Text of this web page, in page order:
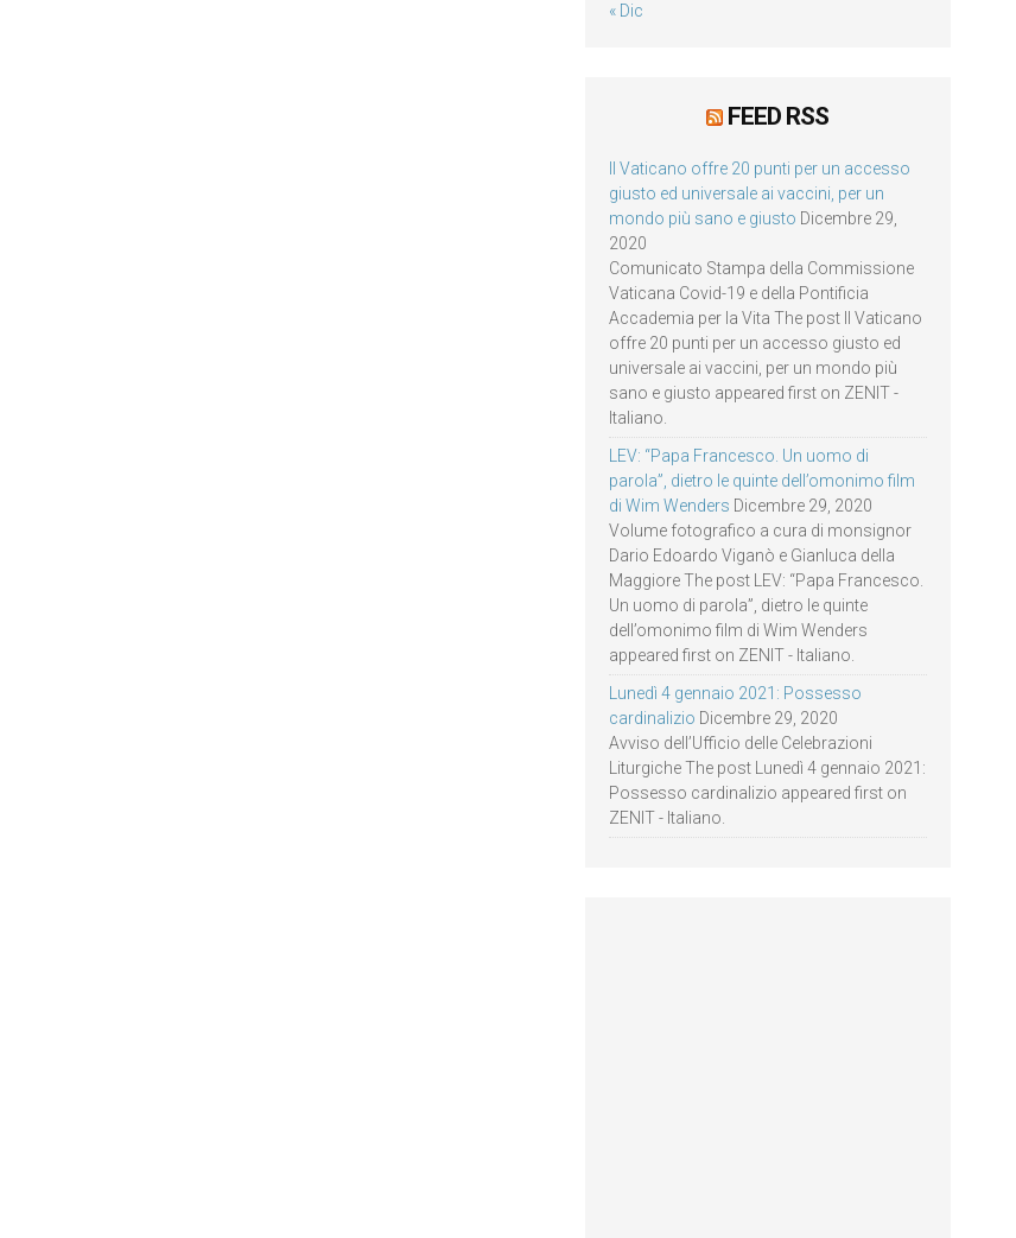
« Dic
FEED RSS
Il Vaticano offre 20 punti per un accesso
giusto ed universale ai vaccini, per un
mondo più sano e giusto Dicembre 29,
2020
Comunicato Stampa della Commissione
Vaticana Covid-19 e della Pontificia
Accademia per la Vita The post Il Vaticano
offre 20 punti per un accesso giusto ed
universale ai vaccini, per un mondo più
sano e giusto appeared first on ZENIT -
Italiano.
LEV: “Papa Francesco. Un uomo di
parola”, dietro le quinte dell’omonimo film
di Wim Wenders Dicembre 29, 2020
Volume fotografico a cura di monsignor
Dario Edoardo Viganò e Gianluca della
Maggiore The post LEV: “Papa Francesco.
Un uomo di parola”, dietro le quinte
dell’omonimo film di Wim Wenders
appeared first on ZENIT - Italiano.
Lunedì 4 gennaio 2021: Possesso
cardinalizio Dicembre 29, 2020
Avviso dell’Ufficio delle Celebrazioni
Liturgiche The post Lunedì 4 gennaio 2021:
Possesso cardinalizio appeared first on
ZENIT - Italiano.